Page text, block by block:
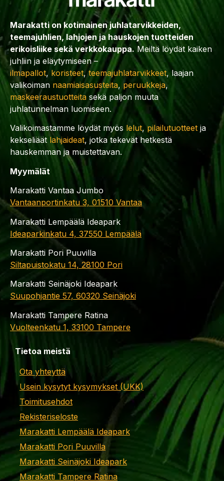
Marakatti on kotimainen juhlatarvikkeiden,
teemajuhlien, lahjojen ja hauskojen tuotteiden
erikoisliike sekä verkkokauppa. Meiltä löydät kaiken
juhliin ja eläytymiseen –
ilmapallot, koristeet,teemajuhlatarvikkeet, laajan
valikoiman naamiaisasusteita, peruukkeja,
maskeeraustuotteita sekä paljon muuta
juhlatunnelman luomiseen.
Valikoimastamme löydät myös lelut,pilailutuotteet ja
kekseliäät lahjaideat, jotka tekevät hetkestä
hauskemman ja muistettavan.
Myymälät
Marakatti Vantaa Jumbo
Vantaanportinkatu 3, 01510 Vantaa
Marakatti Lempäälä Ideapark
Ideaparkinkatu 4, 37550 Lempäälä
Marakatti Pori Puuvilla
Siltapuistokatu 14, 28100 Pori
Marakatti Seinäjoki Ideapark
Suupohjantie 57, 60320 Seinäjoki
Marakatti Tampere Ratina
Vuolteenkatu 1, 33100 Tampere
Tietoa meistä
Ota yhteyttä
Usein kysytyt kysymykset (UKK)
Toimitusehdot
Rekisteriseloste
Marakatti Lempäälä Ideapark
Marakatti Pori Puuvilla
Marakatti Seinäjoki Ideapark
Marakatti Tampere Ratina